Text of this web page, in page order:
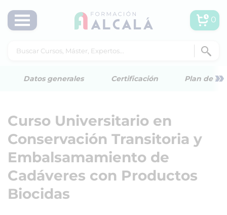
0
Datos generales Certificación Plan de »
Curso Universitario en
Conservación Transitoria y
Embalsamamiento de
Cadáveres con Productos
Biocidas